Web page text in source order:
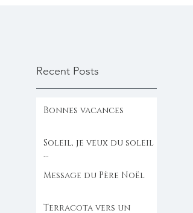
Recent Posts
Bonnes vacances
Soleil, je veux du soleil
...
Message du Père Noël
Terracota vers un